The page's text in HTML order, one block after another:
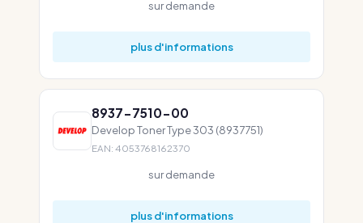
sur demande
plus d'informations
8937-7510-00
Develop Toner Type 303 (8937751)
EAN: 4053768162370
sur demande
plus d'informations